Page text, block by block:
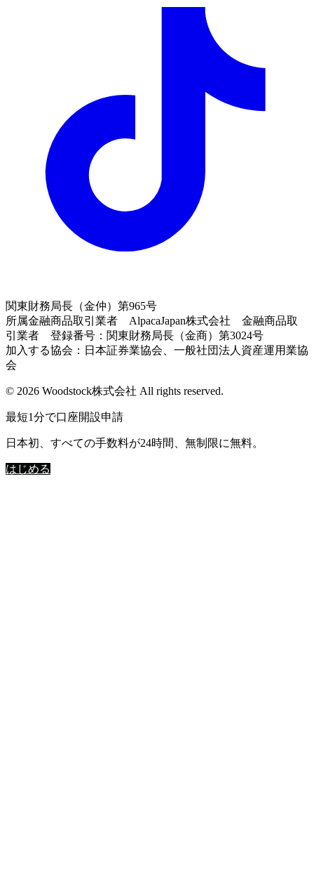
関東財務局長（金仲）第965号
所属金融商品取引業者 AlpacaJapan株式会社 金融商品取
引業者 登録番号：関東財務局長（金商）第3024号
加入する協会：日本証券業協会、一般社団法人資産運用業協
会
© 2026 Woodstock株式会社 All rights reserved.
最短1分で口座開設申請
日本初、すべての手数料が24時間、無制限に無料。
はじめる